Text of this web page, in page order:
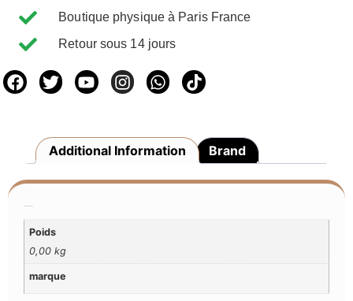
Boutique physique à Paris France
Retour sous 14 jours
Additional Information Brand
Poids
0,00 kg
marque